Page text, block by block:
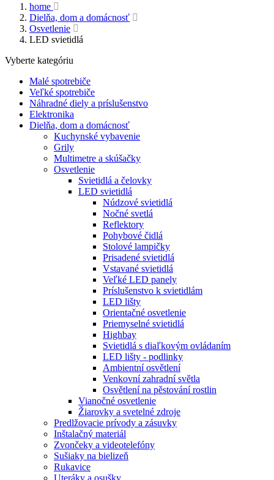
home
Dielňa, dom a domácnosť
Osvetlenie
LED svietidlá
Vyberte kategóriu
Malé spotrebiče
Veľké spotrebiče
Náhradné diely a príslušenstvo
Elektronika
Dielňa, dom a domácnosť
Kuchynské vybavenie
Grily
Multimetre a skúšačky
Osvetlenie
Svietidlá a čelovky
LED svietidlá
Núdzové svietidlá
Nočné svetlá
Reflektory
Pohybové čidlá
Stolové lampičky
Prisadené svietidlá
Vstavané svietidlá
Veľké LED panely
Príslušenstvo k svietidlám
LED lišty
Orientačné osvetlenie
Priemyselné svietidlá
Highbay
Svietidlá s diaľkovým ovládaním
LED lišty - podlinky
Ambientní osvětlení
Venkovní zahradní světla
Osvětlení na pěstování rostlin
Vianočné osvetlenie
Žiarovky a svetelné zdroje
Predlžovacie prívody a zásuvky
Inštalačný materiál
Zvončeky a videotelefóny
Sušiaky na bielizeň
Rukavice
Uteráky a osušky